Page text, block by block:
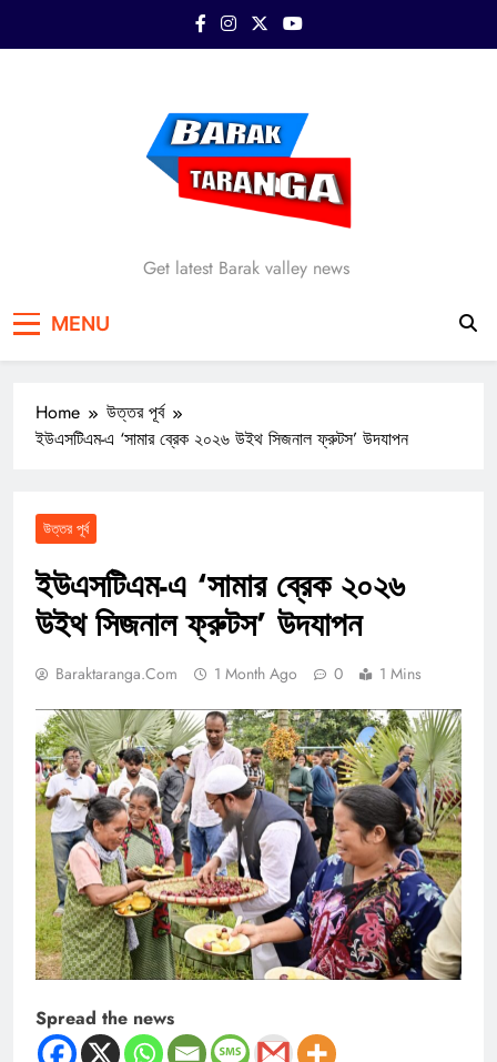
Barak Taranga
Get latest Barak valley news
MENU
Home
উত্তর পূর্ব
ইউএসটিএম-এ ‘সামার ব্রেক ২০২৬ উইথ সিজনাল ফ্রুটস’ উদযাপন
উত্তর পূর্ব
ইউএসটিএম-এ ‘সামার ব্রেক ২০২৬
উইথ সিজনাল ফ্রুটস’ উদযাপন
Baraktaranga.com 1 Month Ago 0 1 Mins
Spread the news